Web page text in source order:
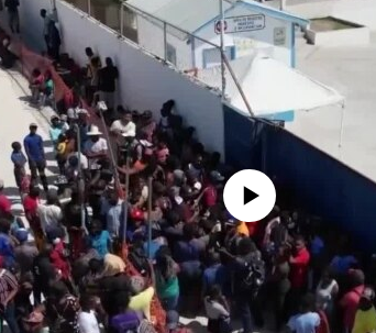
No media source currently